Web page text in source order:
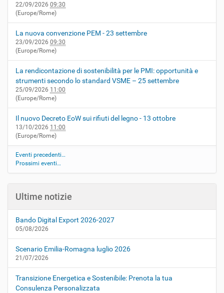
22/09/2026 09:30
(Europe/Rome)
La nuova convenzione PEM - 23 settembre
23/09/2026 09:30
(Europe/Rome)
La rendicontazione di sostenibilità per le PMI: opportunità e
strumenti secondo lo standard VSME – 25 settembre
25/09/2026 11:00
(Europe/Rome)
Il nuovo Decreto EoW sui rifiuti del legno - 13 ottobre
13/10/2026 11:00
(Europe/Rome)
Eventi precedenti…
Prossimi eventi…
Ultime notizie
Bando Digital Export 2026-2027
05/08/2026
Scenario Emilia-Romagna luglio 2026
21/07/2026
Transizione Energetica e Sostenibile: Prenota la tua
Consulenza Personalizzata